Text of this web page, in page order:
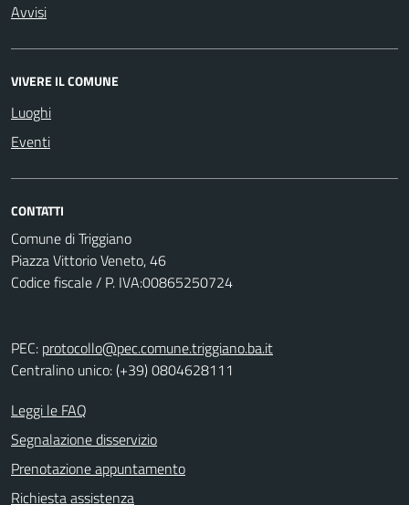
Avvisi
VIVERE IL COMUNE
Luoghi
Eventi
CONTATTI
Comune di Triggiano
Piazza Vittorio Veneto, 46
Codice fiscale / P. IVA:00865250724
PEC: protocollo@pec.comune.triggiano.ba.it
Centralino unico: (+39) 0804628111
Leggi le FAQ
Segnalazione disservizio
Prenotazione appuntamento
Richiesta assistenza